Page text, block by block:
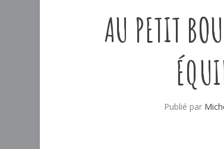
AU PETIT
Publié par